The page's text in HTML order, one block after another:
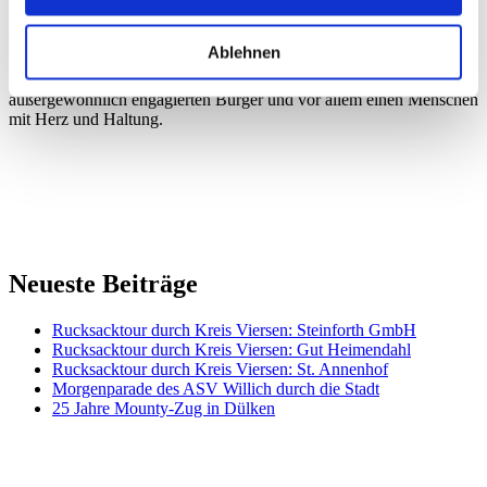
Ablehnen
behalten und verneige mich in Anerkennung und Respekt vor seiner
Lebensleistung. Unser Kreis Viersen verliert mit ihm einen
außergewöhnlich engagierten Bürger und vor allem einen Menschen
mit Herz und Haltung.
Neueste Beiträge
Rucksacktour durch Kreis Viersen: Steinforth GmbH
Rucksacktour durch Kreis Viersen: Gut Heimendahl
Rucksacktour durch Kreis Viersen: St. Annenhof
Morgenparade des ASV Willich durch die Stadt
25 Jahre Mounty-Zug in Dülken